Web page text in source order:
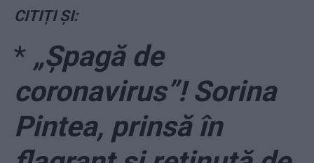
CITIȚI ȘI:
* „Șpagă de
coronavirus”! Sorina
Pintea, prinsă în